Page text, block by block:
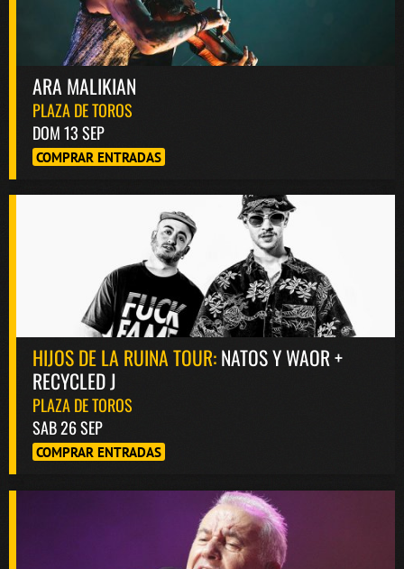
ARA MALIKIAN
PLAZA DE TOROS
DOM 13 SEP
COMPRAR ENTRADAS
HIJOS DE LA RUINA TOUR:NATOS Y WAOR +
RECYCLED J
PLAZA DE TOROS
SAB 26 SEP
COMPRAR ENTRADAS